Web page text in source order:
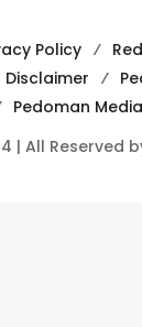
Policy
Disclaimer
Pedoman
| All Reserved